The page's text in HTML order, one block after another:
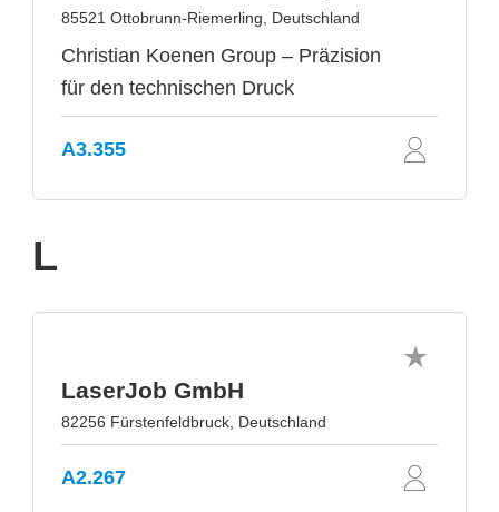
85521 Ottobrunn-Riemerling, Deutschland
Christian Koenen Group – Präzision
für den technischen Druck
A3.355
L
LaserJob GmbH
82256 Fürstenfeldbruck, Deutschland
A2.267